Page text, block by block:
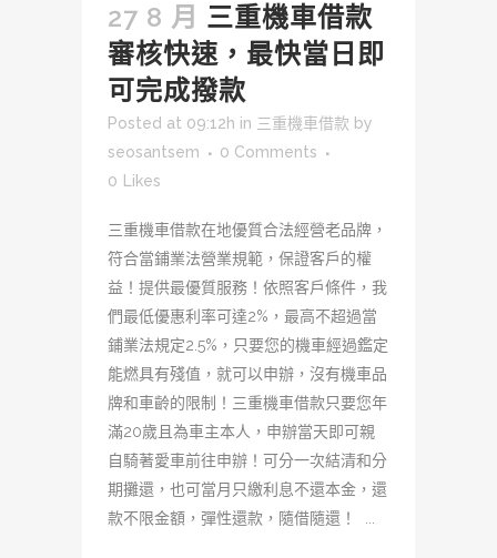
27 8 月 三重機車借款
審核快速，最快當日即
可完成撥款
Posted at 09:12h in 三重機車借款 by
seosantsem
0 Comments
0 Likes
三重機車借款在地優質合法經營老品牌，
符合當鋪業法營業規範，保證客戶的權
益！提供最優質服務！依照客戶條件，我
們最低優惠利率可達2%，最高不超過當
鋪業法規定2.5%，只要您的機車經過鑑定
能燃具有殘值，就可以申辦，沒有機車品
牌和車齡的限制！三重機車借款只要您年
滿20歲且為車主本人，申辦當天即可親
自騎著愛車前往申辦！可分一次結清和分
期攤還，也可當月只繳利息不還本金，還
款不限金額，彈性還款，隨借隨還！ ...